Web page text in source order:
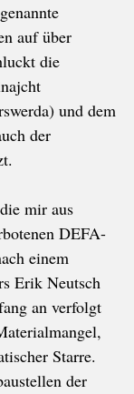
auf über
die
und dem
der
mir aus
DEFA-
einem
Erik Neutsch
an verfolgt
Starre.
der